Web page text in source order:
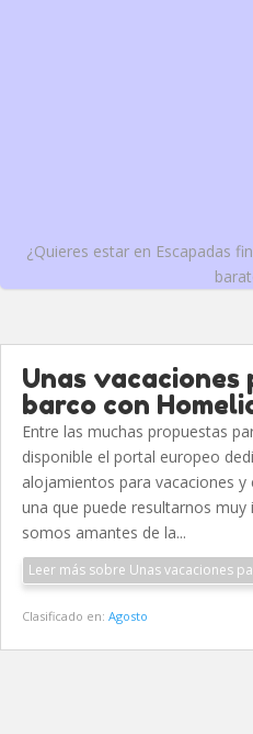
¿Quieres estar en Escapadas
Unas vacaciones
barco con
Entre las muchas propuestas
disponible el portal europeo
alojamientos para vacaciones y
una que puede resultarnos
somos amantes de la...
Leer más sobre Unas vacaciones
Clasificado en: Agosto